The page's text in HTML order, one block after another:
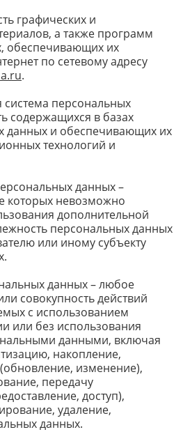
графических и
а также программ
обеспечивающих их
по сетевому адресу
.
персональных
содержащихся в базах
данных и обеспечивающих их
технологий и
данных –
которых невозможно
дополнительной
персональных данных
или иному субъекту
данных – любое
совокупность действий
с использованием
или без использования
данными, включая
накопление,
изменение),
передачу
доступ),
удаление,
данных.